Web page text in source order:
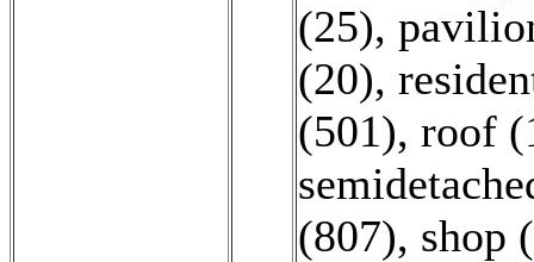
(25),
(20),
(501), roof
(807), shop